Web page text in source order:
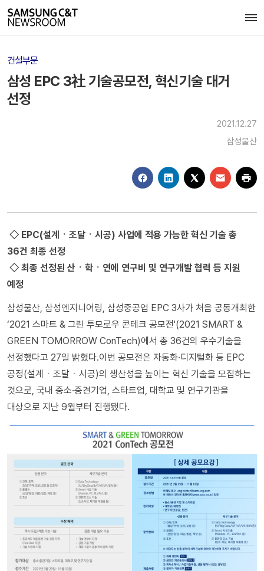
건설부문
삼성 EPC 3社 기술공모전, 혁신기술 대거
선정
2021.12.27
삼성물산
◇ EPC(설계ㆍ조달ㆍ시공) 사업에 적용 가능한 혁신 기술 총
36건 최종 선정
◇ 최종 선정된 산ㆍ학ㆍ연에 연구비 및 연구개발 협력 등 지원
예정
삼성물산, 삼성엔지니어링, 삼성중공업 EPC 3사가 처음 공동개최한
‘2021 스마트 & 그린 투모로우 콘테크 공모전'(2021 SMART &
GREEN TOMORROW ConTech)에서 총 36건의 우수기술을
선정했다고 27일 밝혔다.이번 공모전은 자동화·디지털화 등 EPC
공정(설계ㆍ조달ㆍ시공)의 생산성을 높이는 혁신 기술을 모집하는
것으로, 국내 중소·중견기업, 스타트업, 대학교 및 연구기관을
대상으로 지난 9월부터 진행됐다.